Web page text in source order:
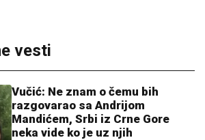
vesti
Vučić: Ne znam o čemu bih
razgovarao sa Andrijom
Mandićem, Srbi iz Crne Gore
neka vide ko je uz njih